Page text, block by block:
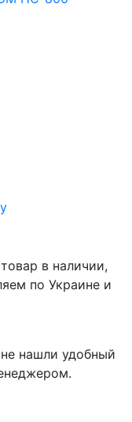
в наличии,
по Украине и
нашли удобный